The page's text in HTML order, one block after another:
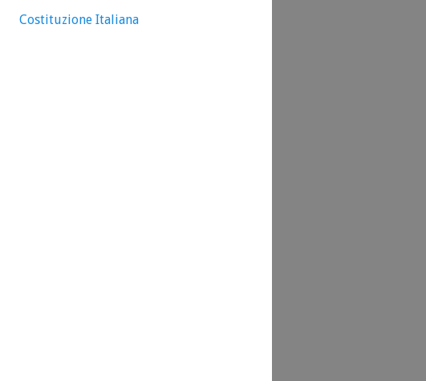
Costituzione Italiana